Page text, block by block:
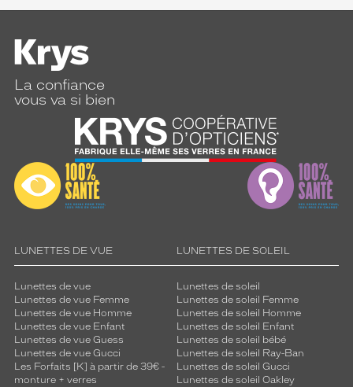
La confiance
vous va si bien
LUNETTES DE VUE
Lunettes de vue
Lunettes de vue Femme
Lunettes de vue Homme
Lunettes de vue Enfant
Lunettes de vue Guess
Lunettes de vue Gucci
Les Forfaits [K] à partir de 39€ -
monture + verres
LUNETTES DE SOLEIL
Lunettes de soleil
Lunettes de soleil Femme
Lunettes de soleil Homme
Lunettes de soleil Enfant
Lunettes de soleil bébé
Lunettes de soleil Ray-Ban
Lunettes de soleil Gucci
Lunettes de soleil Oakley